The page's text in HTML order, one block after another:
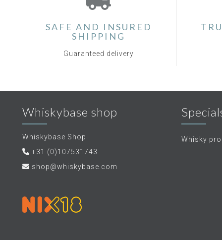
SAFE AND INSURED
SHIPPING
Guaranteed delivery
Whiskybase shop
Whiskybase Shop
+31 (0)107531743
shop@whiskybase.com
Whisky